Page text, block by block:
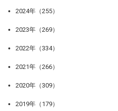
2024年（255）
2023年（269）
2022年（334）
2021年（266）
2020年（309）
2019年（179）